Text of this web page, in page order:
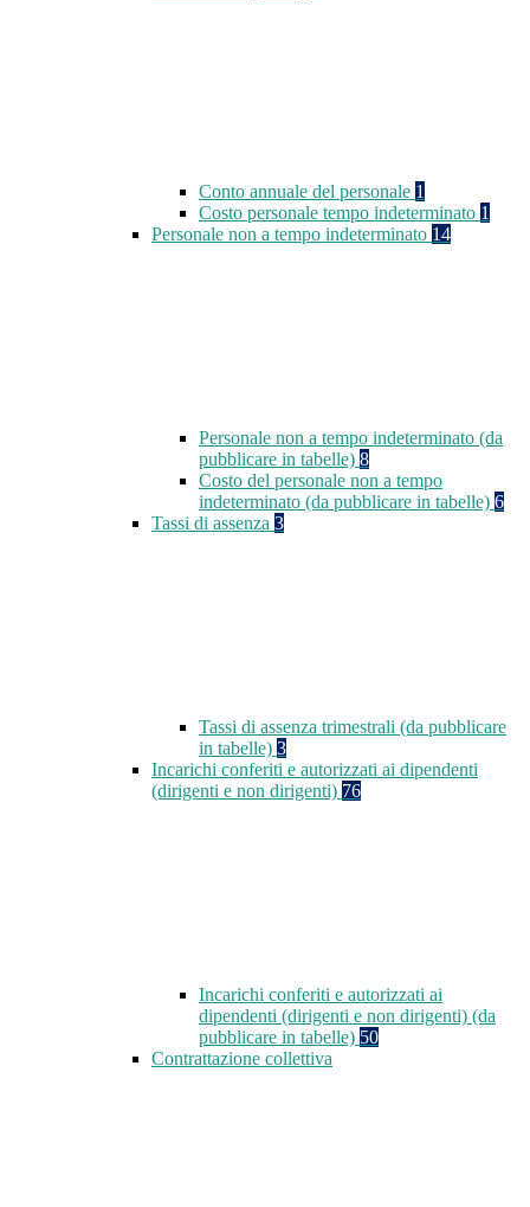
Conto annuale del personale 1
Costo personale tempo indeterminato 1
Personale non a tempo indeterminato 14
Personale non a tempo indeterminato (da
pubblicare in tabelle) 8
Costo del personale non a tempo
indeterminato (da pubblicare in tabelle) 6
Tassi di assenza 3
Tassi di assenza trimestrali (da pubblicare
in tabelle) 3
Incarichi conferiti e autorizzati ai dipendenti
(dirigenti e non dirigenti) 76
Incarichi conferiti e autorizzati ai
dipendenti (dirigenti e non dirigenti) (da
pubblicare in tabelle) 50
Contrattazione collettiva